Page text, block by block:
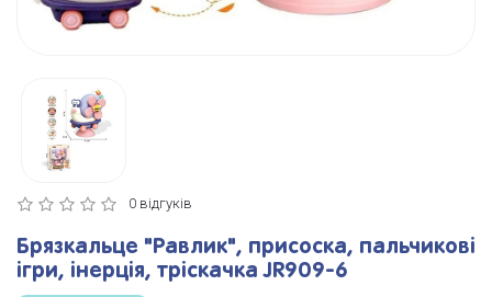
0 відгуків
Брязкальце "Равлик", присоска, пальчикові
ігри, інерція, тріскачка JR909-6